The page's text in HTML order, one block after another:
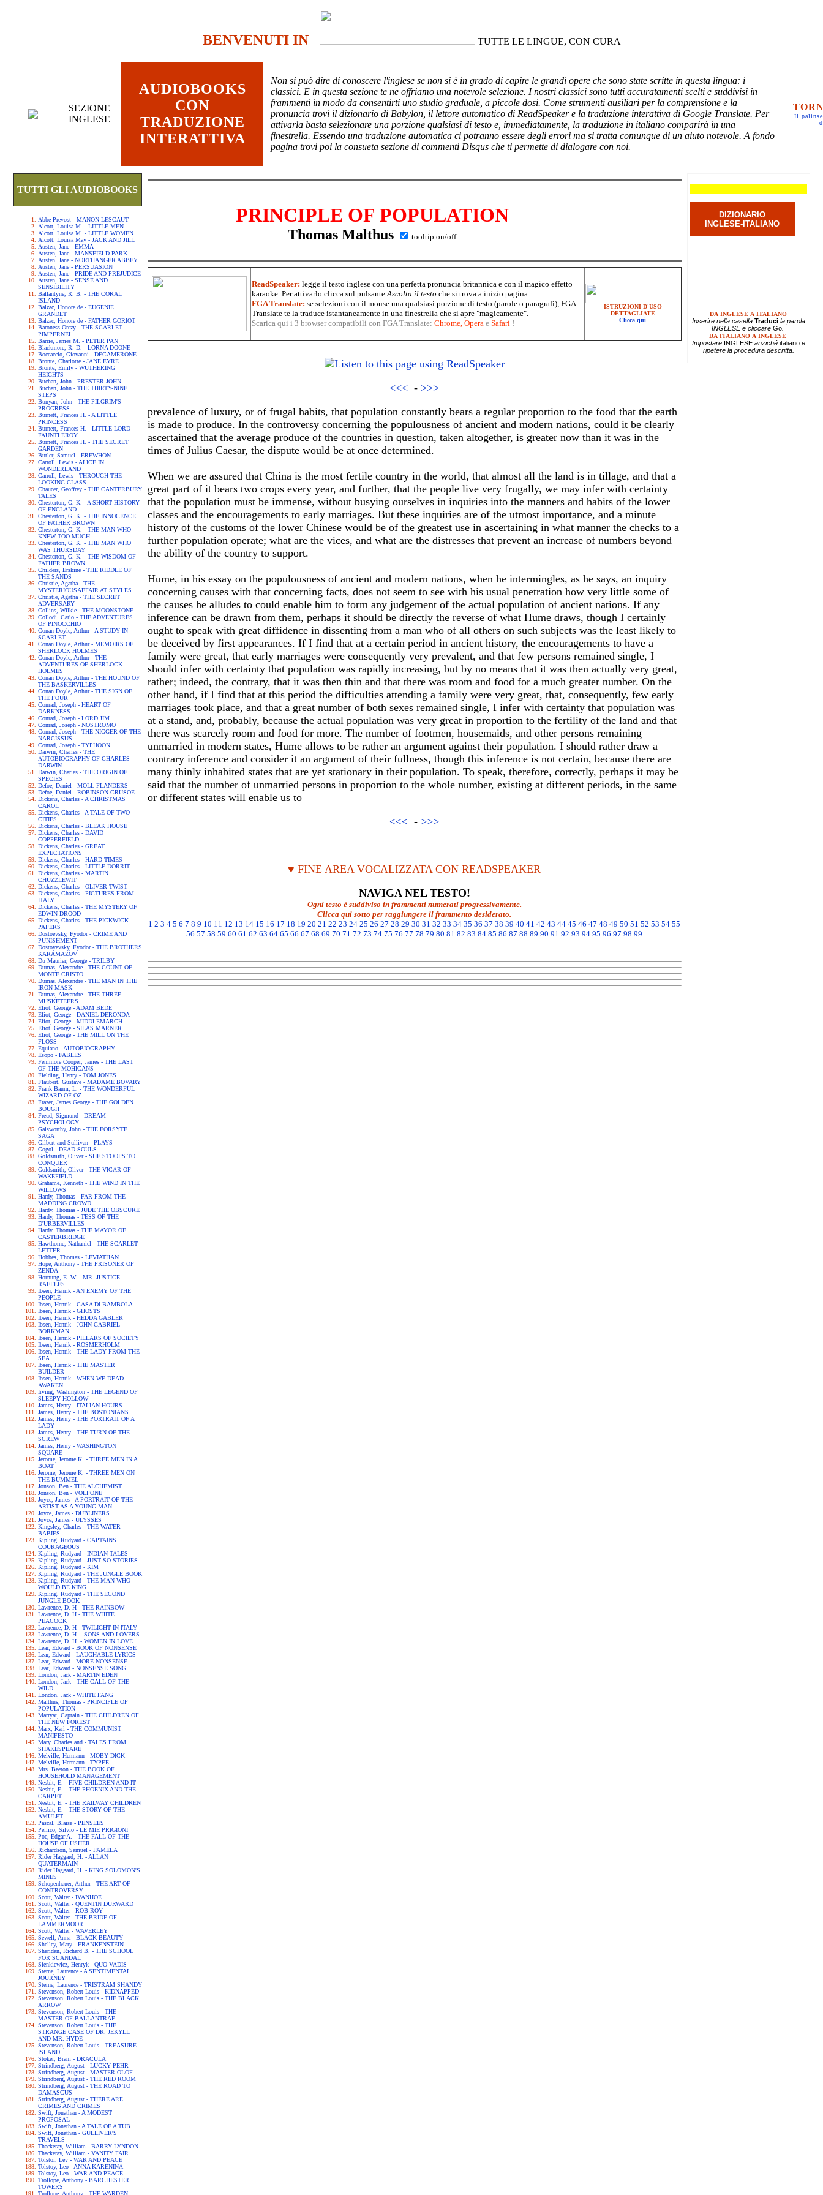
BENVENUTI IN TUTTE LE LINGUE, CON CURA
SEZIONE
INGLESE
AUDIOBOOKS
CON
TRADUZIONE
INTERATTIVA
Non si può dire di conoscere l'inglese se non si è in grado di capire le grandi opere che sono state scritte in questa lingua: i
classici. E in questa sezione te ne offriamo una notevole selezione. I nostri classici sono tutti accuratamenti scelti e suddivisi in
frammenti in modo da consentirti uno studio graduale, a piccole dosi. Come strumenti ausiliari per la comprensione e la
pronuncia trovi il dizionario di Babylon, il lettore automatico di ReadSpeaker e la traduzione interattiva di Google Translate. Per
attivarla basta selezionare una porzione qualsiasi di testo e, immediatamente, la traduzione in italiano comparirà in una
finestrella. Essendo una traduzione automatica ci potranno essere degli errori ma si tratta comunque di un aiuto notevole. A fondo
pagina trovi poi la consueta sezione di commenti Disqus che ti permette di dialogare con noi.
Il
TUTTI GLI AUDIOBOOKS
Abbe Prevost - MANON LESCAUT
Alcott, Louisa M. - LITTLE MEN
Alcott, Louisa M. - LITTLE WOMEN
Alcott, Louisa May - JACK AND JILL
Austen, Jane - EMMA
Austen, Jane - MANSFIELD PARK
Austen, Jane - NORTHANGER ABBEY
Austen, Jane - PERSUASION
Austen, Jane - PRIDE AND PREJUDICE
Austen, Jane - SENSE AND
SENSIBILITY
Ballantyne, R. B. - THE CORAL
ISLAND
Balzac, Honore de - EUGENIE
GRANDET
Balzac, Honore de - FATHER GORIOT
Baroness Orczy - THE SCARLET
PIMPERNEL
Barrie, James M. - PETER PAN
Blackmore, R. D. - LORNA DOONE
Boccaccio, Giovanni - DECAMERONE
Bronte, Charlotte - JANE EYRE
Bronte, Emily - WUTHERING
HEIGHTS
Buchan, John - PRESTER JOHN
Buchan, John - THE THIRTY-NINE
STEPS
Bunyan, John - THE PILGRIM'S
PROGRESS
Burnett, Frances H. - A LITTLE
PRINCESS
Burnett, Frances H. - LITTLE LORD
FAUNTLEROY
Burnett, Frances H. - THE SECRET
GARDEN
Butler, Samuel - EREWHON
Carroll, Lewis - ALICE IN
WONDERLAND
Carroll, Lewis - THROUGH THE
LOOKING-GLASS
Chaucer, Geoffrey - THE CANTERBURY
TALES
Chesterton, G. K. - A SHORT HISTORY
OF ENGLAND
Chesterton, G. K. - THE INNOCENCE
OF FATHER BROWN
Chesterton, G. K. - THE MAN WHO
KNEW TOO MUCH
Chesterton, G. K. - THE MAN WHO
WAS THURSDAY
Chesterton, G. K. - THE WISDOM OF
FATHER BROWN
Childers, Erskine - THE RIDDLE OF
THE SANDS
Christie, Agatha - THE
MYSTERIOUSAFFAIR AT STYLES
Christie, Agatha - THE SECRET
ADVERSARY
Collins, Wilkie - THE MOONSTONE
Collodi, Carlo - THE ADVENTURES
OF PINOCCHIO
Conan Doyle, Arthur - A STUDY IN
SCARLET
Conan Doyle, Arthur - MEMOIRS OF
SHERLOCK HOLMES
Conan Doyle, Arthur - THE
ADVENTURES OF SHERLOCK
HOLMES
Conan Doyle, Arthur - THE HOUND OF
THE BASKERVILLES
Conan Doyle, Arthur - THE SIGN OF
THE FOUR
Conrad, Joseph - HEART OF
DARKNESS
Conrad, Joseph - LORD JIM
Conrad, Joseph - NOSTROMO
Conrad, Joseph - THE NIGGER OF THE
NARCISSUS
Conrad, Joseph - TYPHOON
Darwin, Charles - THE
AUTOBIOGRAPHY OF CHARLES
DARWIN
Darwin, Charles - THE ORIGIN OF
SPECIES
Defoe, Daniel - MOLL FLANDERS
Defoe, Daniel - ROBINSON CRUSOE
Dickens, Charles - A CHRISTMAS
CAROL
Dickens, Charles - A TALE OF TWO
CITIES
Dickens, Charles - BLEAK HOUSE
Dickens, Charles - DAVID
COPPERFIELD
Dickens, Charles - GREAT
EXPECTATIONS
Dickens, Charles - HARD TIMES
Dickens, Charles - LITTLE DORRIT
Dickens, Charles - MARTIN
CHUZZLEWIT
Dickens, Charles - OLIVER TWIST
Dickens, Charles - PICTURES FROM
ITALY
Dickens, Charles - THE MYSTERY OF
EDWIN DROOD
Dickens, Charles - THE PICKWICK
PAPERS
Dostoevsky, Fyodor - CRIME AND
PUNISHMENT
Dostoyevsky, Fyodor - THE BROTHERS
KARAMAZOV
Du Maurier, George - TRILBY
Dumas, Alexandre - THE COUNT OF
MONTE CRISTO
Dumas, Alexandre - THE MAN IN THE
IRON MASK
Dumas, Alexandre - THE THREE
MUSKETEERS
Eliot, George - ADAM BEDE
Eliot, George - DANIEL DERONDA
Eliot, George - MIDDLEMARCH
Eliot, George - SILAS MARNER
Eliot, George - THE MILL ON THE
FLOSS
Equiano - AUTOBIOGRAPHY
Esopo - FABLES
Fenimore Cooper, James - THE LAST
OF THE MOHICANS
Fielding, Henry - TOM JONES
Flaubert, Gustave - MADAME BOVARY
Frank Baum, L. - THE WONDERFUL
WIZARD OF OZ
Frazer, James George - THE GOLDEN
BOUGH
Freud, Sigmund - DREAM
PSYCHOLOGY
Galsworthy, John - THE FORSYTE
SAGA
Gilbert and Sullivan - PLAYS
Gogol - DEAD SOULS
Goldsmith, Oliver - SHE STOOPS TO
CONQUER
Goldsmith, Oliver - THE VICAR OF
WAKEFIELD
Grahame, Kenneth - THE WIND IN THE
WILLOWS
Hardy, Thomas - FAR FROM THE
MADDING CROWD
Hardy, Thomas - JUDE THE OBSCURE
Hardy, Thomas - TESS OF THE
D'URBERVILLES
Hardy, Thomas - THE MAYOR OF
CASTERBRIDGE
Hawthorne, Nathaniel - THE SCARLET
LETTER
Hobbes, Thomas - LEVIATHAN
Hope, Anthony - THE PRISONER OF
ZENDA
Hornung, E. W. - MR. JUSTICE
RAFFLES
Ibsen, Henrik - AN ENEMY OF THE
PEOPLE
Ibsen, Henrik - CASA DI BAMBOLA
Ibsen, Henrik - GHOSTS
Ibsen, Henrik - HEDDA GABLER
Ibsen, Henrik - JOHN GABRIEL
BORKMAN
Ibsen, Henrik - PILLARS OF SOCIETY
Ibsen, Henrik - ROSMERHOLM
Ibsen, Henrik - THE LADY FROM THE
SEA
Ibsen, Henrik - THE MASTER
BUILDER
Ibsen, Henrik - WHEN WE DEAD
AWAKEN
Irving, Washington - THE LEGEND OF
SLEEPY HOLLOW
James, Henry - ITALIAN HOURS
James, Henry - THE BOSTONIANS
James, Henry - THE PORTRAIT OF A
LADY
James, Henry - THE TURN OF THE
SCREW
James, Henry - WASHINGTON
SQUARE
Jerome, Jerome K. - THREE MEN IN A
BOAT
Jerome, Jerome K. - THREE MEN ON
THE BUMMEL
Jonson, Ben - THE ALCHEMIST
Jonson, Ben - VOLPONE
Joyce, James - A PORTRAIT OF THE
ARTIST AS A YOUNG MAN
Joyce, James - DUBLINERS
Joyce, James - ULYSSES
Kingsley, Charles - THE WATER-
BABIES
Kipling, Rudyard - CAPTAINS
COURAGEOUS
Kipling, Rudyard - INDIAN TALES
Kipling, Rudyard - JUST SO STORIES
Kipling, Rudyard - KIM
Kipling, Rudyard - THE JUNGLE BOOK
Kipling, Rudyard - THE MAN WHO
WOULD BE KING
Kipling, Rudyard - THE SECOND
JUNGLE BOOK
Lawrence, D. H - THE RAINBOW
Lawrence, D. H - THE WHITE
PEACOCK
Lawrence, D. H - TWILIGHT IN ITALY
Lawrence, D. H. - SONS AND LOVERS
Lawrence, D. H. - WOMEN IN LOVE
Lear, Edward - BOOK OF NONSENSE
Lear, Edward - LAUGHABLE LYRICS
Lear, Edward - MORE NONSENSE
Lear, Edward - NONSENSE SONG
London, Jack - MARTIN EDEN
London, Jack - THE CALL OF THE
WILD
London, Jack - WHITE FANG
Malthus, Thomas - PRINCIPLE OF
POPULATION
Marryat, Captain - THE CHILDREN OF
THE NEW FOREST
Marx, Karl - THE COMMUNIST
MANIFESTO
Mary, Charles and - TALES FROM
SHAKESPEARE
Melville, Hermann - MOBY DICK
Melville, Hermann - TYPEE
Mrs. Beeton - THE BOOK OF
HOUSEHOLD MANAGEMENT
Nesbit, E. - FIVE CHILDREN AND IT
Nesbit, E. - THE PHOENIX AND THE
CARPET
Nesbit, E. - THE RAILWAY CHILDREN
Nesbit, E. - THE STORY OF THE
AMULET
Pascal, Blaise - PENSEES
Pellico, Silvio - LE MIE PRIGIONI
Poe, Edgar A. - THE FALL OF THE
HOUSE OF USHER
Richardson, Samuel - PAMELA
Rider Haggard, H. - ALLAN
QUATERMAIN
Rider Haggard, H. - KING SOLOMON'S
MINES
Schopenhauer, Arthur - THE ART OF
CONTROVERSY
Scott, Walter - IVANHOE
Scott, Walter - QUENTIN DURWARD
Scott, Walter - ROB ROY
Scott, Walter - THE BRIDE OF
LAMMERMOOR
Scott, Walter - WAVERLEY
Sewell, Anna - BLACK BEAUTY
Shelley, Mary - FRANKENSTEIN
Sheridan, Richard B. - THE SCHOOL
FOR SCANDAL
Sienkiewicz, Henryk - QUO VADIS
Sterne, Laurence - A SENTIMENTAL
JOURNEY
Sterne, Laurence - TRISTRAM SHANDY
Stevenson, Robert Louis - KIDNAPPED
Stevenson, Robert Louis - THE BLACK
ARROW
Stevenson, Robert Louis - THE
MASTER OF BALLANTRAE
Stevenson, Robert Louis - THE
STRANGE CASE OF DR. JEKYLL
AND MR. HYDE
Stevenson, Robert Louis - TREASURE
ISLAND
Stoker, Bram - DRACULA
Strindberg, August - LUCKY PEHR
Strindberg, August - MASTER OLOF
Strindberg, August - THE RED ROOM
Strindberg, August - THE ROAD TO
DAMASCUS
Strindberg, August - THERE ARE
CRIMES AND CRIMES
Swift, Jonathan - A MODEST
PROPOSAL
Swift, Jonathan - A TALE OF A TUB
Swift, Jonathan - GULLIVER'S
TRAVELS
Thackeray, William - BARRY LYNDON
Thackeray, William - VANITY FAIR
Tolstoi, Lev - WAR AND PEACE
Tolstoy, Leo - ANNA KARENINA
Tolstoy, Leo - WAR AND PEACE
Trollope, Anthony - BARCHESTER
TOWERS
Trollope, Anthony - THE WARDEN
PRINCIPLE OF POPULATION
Thomas Malthus tooltip on/off
ReadSpeaker: legge il testo inglese con una perfetta pronuncia britannica e con il magico effetto
karaoke. Per attivarlo clicca sul pulsanteAscolta il testo che si trova a inizio pagina.
FGA Translate: se selezioni con il mouse una qualsiasi porzione di testo (parole o paragrafi), FGA
Translate te la traduce istantaneamente in una finestrella che si apre "magicamente".
Scarica qui i 3 browser compatibili con FGA Translate: Chrome, Operae Safari !
ISTRUZIONI D'USO
DETTAGLIATE
Clicca qui
<<< - >>>
prevalence of luxury, or of frugal habits, that population constantly bears a regular proportion to the food that the earth
is made to produce. In the controversy concerning the populousness of ancient and modern nations, could it be clearly
ascertained that the average produce of the countries in question, taken altogether, is greater now than it was in the
times of Julius Caesar, the dispute would be at once determined.
When we are assured that China is the most fertile country in the world, that almost all the land is in tillage, and that a
great part of it bears two crops every year, and further, that the people live very frugally, we may infer with certainty
that the population must be immense, without busying ourselves in inquiries into the manners and habits of the lower
classes and the encouragements to early marriages. But these inquiries are of the utmost importance, and a minute
history of the customs of the lower Chinese would be of the greatest use in ascertaining in what manner the checks to a
further population operate; what are the vices, and what are the distresses that prevent an increase of numbers beyond
the ability of the country to support.
Hume, in his essay on the populousness of ancient and modern nations, when he intermingles, as he says, an inquiry
concerning causes with that concerning facts, does not seem to see with his usual penetration how very little some of
the causes he alludes to could enable him to form any judgement of the actual population of ancient nations. If any
inference can be drawn from them, perhaps it should be directly the reverse of what Hume draws, though I certainly
ought to speak with great diffidence in dissenting from a man who of all others on such subjects was the least likely to
be deceived by first appearances. If I find that at a certain period in ancient history, the encouragements to have a
family were great, that early marriages were consequently very prevalent, and that few persons remained single, I
should infer with certainty that population was rapidly increasing, but by no means that it was then actually very great,
rather; indeed, the contrary, that it was then thin and that there was room and food for a much greater number. On the
other hand, if I find that at this period the difficulties attending a family were very great, that, consequently, few early
marriages took place, and that a great number of both sexes remained single, I infer with certainty that population was
at a stand, and, probably, because the actual population was very great in proportion to the fertility of the land and that
there was scarcely room and food for more. The number of footmen, housemaids, and other persons remaining
unmarried in modern states, Hume allows to be rather an argument against their population. I should rather draw a
contrary inference and consider it an argument of their fullness, though this inference is not certain, because there are
many thinly inhabited states that are yet stationary in their population. To speak, therefore, correctly, perhaps it may be
said that the number of unmarried persons in proportion to the whole number, existing at different periods, in the same
or different states will enable us to
<<< - >>>
♥ FINE AREA VOCALIZZATA CON READSPEAKER
NAVIGA NEL TESTO!
Ogni testo è suddiviso in frammenti numerati progressivamente.
Clicca qui sotto per raggiungere il frammento desiderato.
1 2 3 4 5 6 7 8 9 10 11 12 13 14 15 16 17 18 19 20 21 22 23 24 25 26 27 28 29 30 31 32 33 34 35 36 37 38 39 40 41 42 43 44 45 46 47 48 49 50 51 52 53 54 55
56 57 58 59 60 61 62 63 64 65 66 67 68 69 70 71 72 73 74 75 76 77 78 79 80 81 82 83 84 85 86 87 88 89 90 91 92 93 94 95 96 97 98 99
DIZIONARIO
INGLESE-ITALIANO
DA INGLESE A ITALIANO
Inserire nella casella Traducila parola
INGLESE e cliccare Go.
DA ITALIANO A INGLESE
Impostare INGLESEanziché italianoe
ripetere la procedura descritta.